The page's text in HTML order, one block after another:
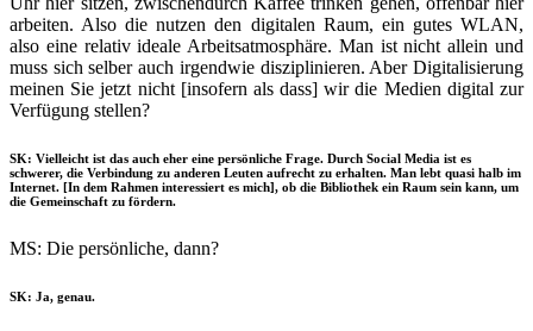
arbeiten. Also die nutzen den digitalen Raum, ein gutes WLAN,
also eine relativ ideale Arbeitsatmosphäre. Man ist nicht allein und
muss sich selber auch irgendwie disziplinieren. Aber Digitalisierung
meinen Sie jetzt nicht [insofern als dass] wir die Medien digital zur
Verfügung stellen?
SK: Vielleicht ist das auch eher eine persönliche Frage. Durch Social Media ist es
schwerer, die Verbindung zu anderen Leuten aufrecht zu erhalten. Man lebt quasi halb im
Internet. [In dem Rahmen interessiert es mich], ob die Bibliothek ein Raum sein kann, um
die Gemeinschaft zu fördern.
MS: Die persönliche, dann?
SK: Ja, genau.